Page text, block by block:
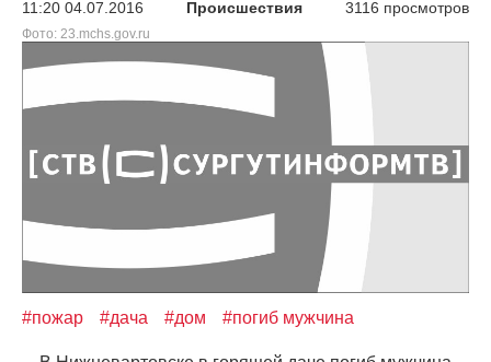
11:20 04.07.2016 Происшествия 3116 просмотров
Фото: 23.mchs.gov.ru
#пожар #дача #дом #погиб мужчина